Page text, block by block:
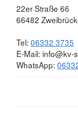
22er Straße 66
66482
Tel: 06332 3735
E-Mail: info@kv-
WhatsApp: